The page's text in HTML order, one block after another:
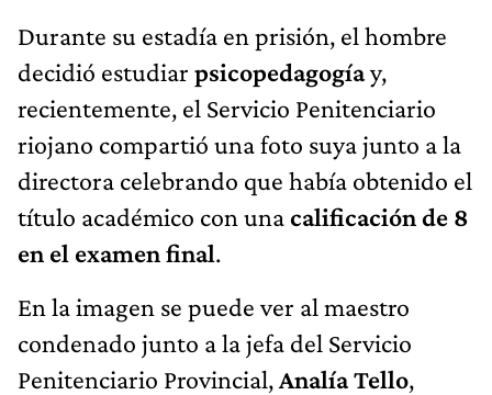
Durante su estadía en prisión, el hombre
decidió estudiar psicopedagogíay,
recientemente, el Servicio Penitenciario
riojano compartió una foto suya junto a la
directora celebrando que había obtenido el
título académico con unacalificación de 8
en el examen final.
En la imagen se puede ver al maestro
condenado junto a la jefa del Servicio
Penitenciario Provincial,Analía Tello,